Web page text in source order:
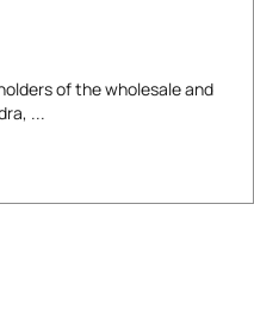
of the wholesale and
...